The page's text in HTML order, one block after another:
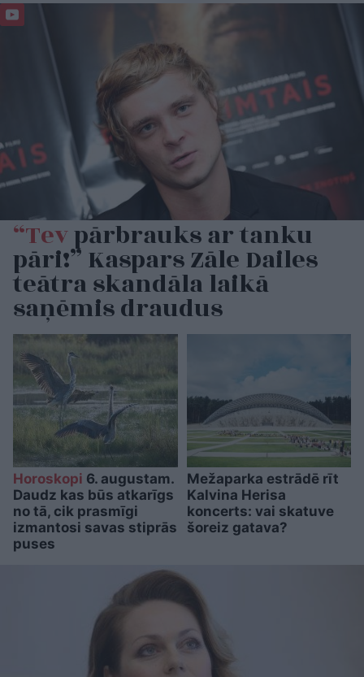
“Tevpārbrauks ar tanku
pāri!” Kaspars Zāle Dailes
teātra skandāla laikā
saņēmis draudus
Horoskopi 6. augustam.
Daudz kas būs atkarīgs
no tā, cik prasmīgi
izmantosi savas stiprās
puses
Mežaparka estrādē rīt
Kalvina Herisa
koncerts: vai skatuve
šoreiz gatava?